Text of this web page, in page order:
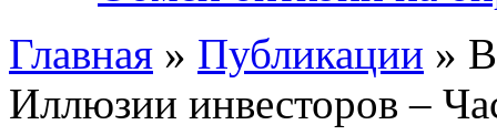
Главная » Публикации »
Иллюзии инвесторов –